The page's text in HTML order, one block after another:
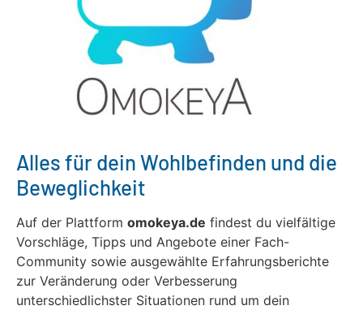
Alles für dein Wohlbefinden und die
Beweglichkeit
Auf der Plattform omokeya.de findest du vielfältige
Vorschläge, Tipps und Angebote einer Fach-
Community sowie ausgewählte Erfahrungsberichte
zur Veränderung oder Verbesserung
unterschiedlichster Situationen rund um dein